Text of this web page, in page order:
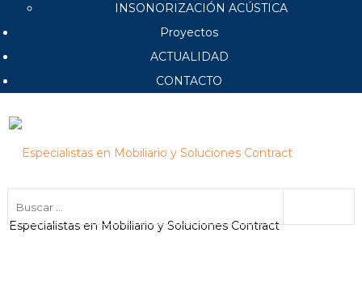
INSONORIZACIÓN ACÚSTICA
Proyectos
ACTUALIDAD
CONTACTO
Especialistas en Mobiliario y Soluciones Contract